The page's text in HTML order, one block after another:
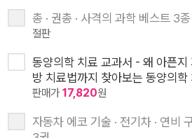
총 · 권총 · 사격의 과학 베스트 3
절판
동양의학 치료 교과서 - 왜 아픈
방 치료법까지 찾아보는 동양의학
판매가17,820원
자동차 에코 기술 · 전기차 · 연비